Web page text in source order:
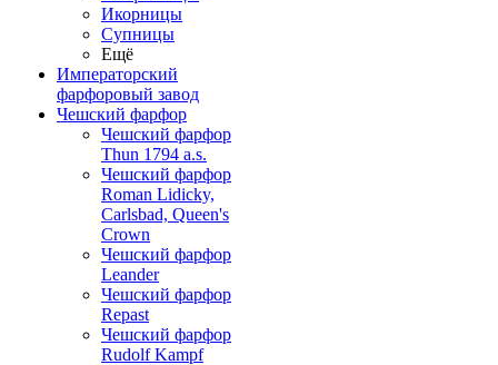
Икорницы
Супницы
Ещё
Императорский
фарфоровый завод
Чешский фарфор
Чешский фарфор
Thun 1794 a.s.
Чешский фарфор
Roman Lidicky,
Carlsbad, Queen's
Crown
Чешский фарфор
Leander
Чешский фарфор
Repast
Чешский фарфор
Rudolf Kampf